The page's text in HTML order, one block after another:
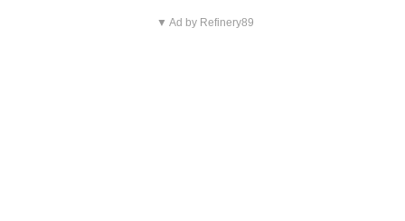
▼ Ad by Refinery89